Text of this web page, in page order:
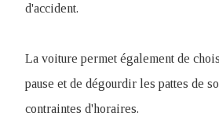
d'accident.
La voiture permet également de
pause et de dégourdir les pattes de
contraintes d'horaires.